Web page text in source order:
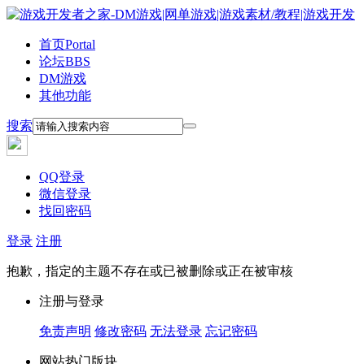
首页Portal
论坛BBS
DM游戏
其他功能
搜索
QQ登录
微信登录
找回密码
登录 注册
抱歉，指定的主题不存在或已被删除或正在被审核
注册与登录
免责声明 修改密码 无法登录 忘记密码
网站热门版块